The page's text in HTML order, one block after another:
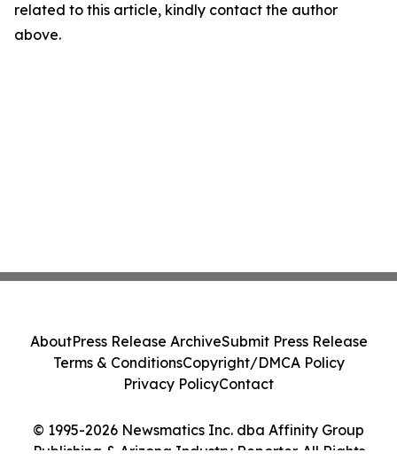
related to this article, kindly contact the author
above.
© 1995-2026 Newsmatics Inc. dba Affinity Group
Publishing & Arizona Industry Reporter. All Rights
AboutPress Release ArchiveSubmit Press Release
Terms & ConditionsCopyright/DMCA Policy
Privacy PolicyContact